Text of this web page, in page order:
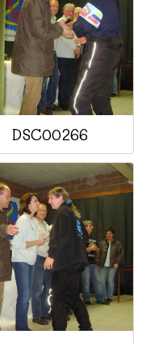
DSC00266